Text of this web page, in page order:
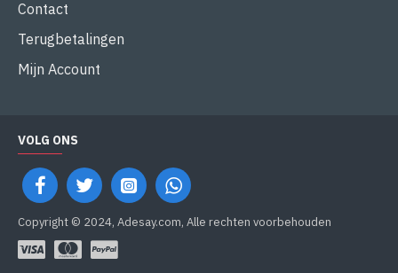
Contact
Terugbetalingen
Mijn Account
VOLG ONS
Copyright © 2024, Adesay.com, Alle rechten voorbehouden